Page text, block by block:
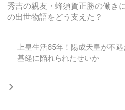
秀吉の親友・蜂須賀正勝の働き
の出世物語をどう支えた？
上皇生活65年！陽成天皇が不
基経に陥れられたせいか